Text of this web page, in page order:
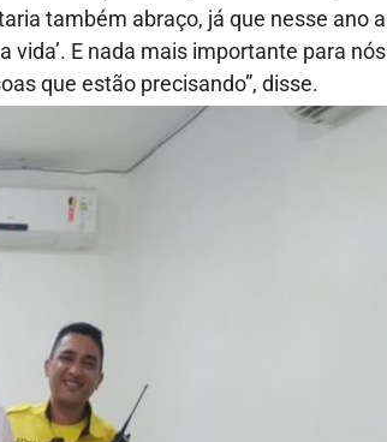
também abraço, já que nesse ano a
E nada mais importante para nós
que estão precisando”, disse.